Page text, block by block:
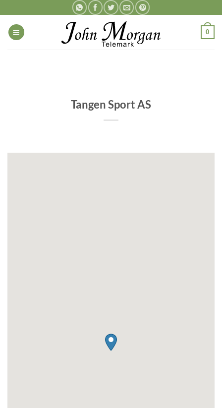
to
content
0
Tangen Sport AS